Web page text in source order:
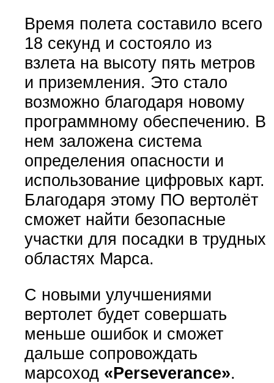
Время полета составило всего
18 секунд и состояло из
взлета на высоту пять метров
и приземления. Это стало
возможно благодаря новому
программному обеспечению. В
нем заложена система
определения опасности и
использование цифровых карт.
Благодаря этому ПО вертолёт
сможет найти безопасные
участки для посадки в трудных
областях Марса.
С новыми улучшениями
вертолет будет совершать
меньше ошибок и сможет
дальше сопровождать
марсоход «Perseverance».